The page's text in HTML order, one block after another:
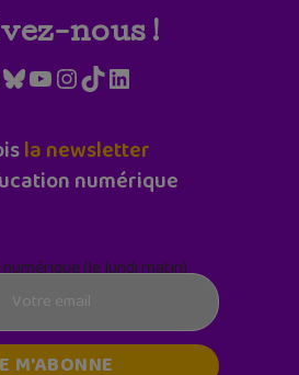
nous !
Bluesky
YouTube
Instagram
TikTokLinkedIn
la newsletter
numérique
(le lundi matin)